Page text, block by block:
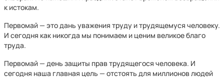
к истокам.
Первомай — это дань уважения труду и трудящемуся человеку.
И сегодня как никогда мы понимаем и ценим великое благо
труда.
Первомай — день защиты прав трудящегося человека. И
сегодня наша главная цель — отстоять для миллионов людей